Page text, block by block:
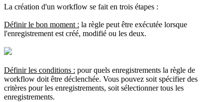
La création d'un workflow se fait en trois étapes :
Définir le bon moment : la règle peut être exécutée lorsque
l'enregistrement est créé, modifié ou les deux.
Définir les conditions : pour quels enregistrements la règle de
workflow doit être déclenchée. Vous pouvez soit spécifier des
critères pour les enregistrements, soit sélectionner tous les
enregistrements.